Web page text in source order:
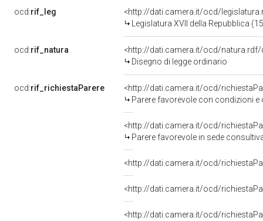
ocd:rif_leg
<http://dati.camera.it/ocd/
Legislatura XVII della Repubblica
ocd:rif_natura
<http://dati.camera.it/ocd/natura.rdf/
Disegno di legge ordinario
ocd:rif_richiestaParere
<http://dati.camera.it/ocd/
Parere favorevole con condizioni
<http://dati.camera.it/ocd/
Parere favorevole in sede
<http://dati.camera.it/ocd/
<http://dati.camera.it/ocd/
<http://dati.camera.it/ocd/